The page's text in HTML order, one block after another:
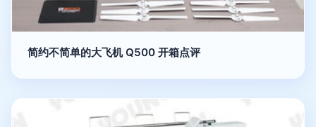
简约不简单的大飞机 Q500 开箱点评